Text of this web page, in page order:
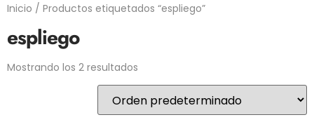
Inicio / Productos etiquetados “espliego”
espliego
Mostrando los 2 resultados